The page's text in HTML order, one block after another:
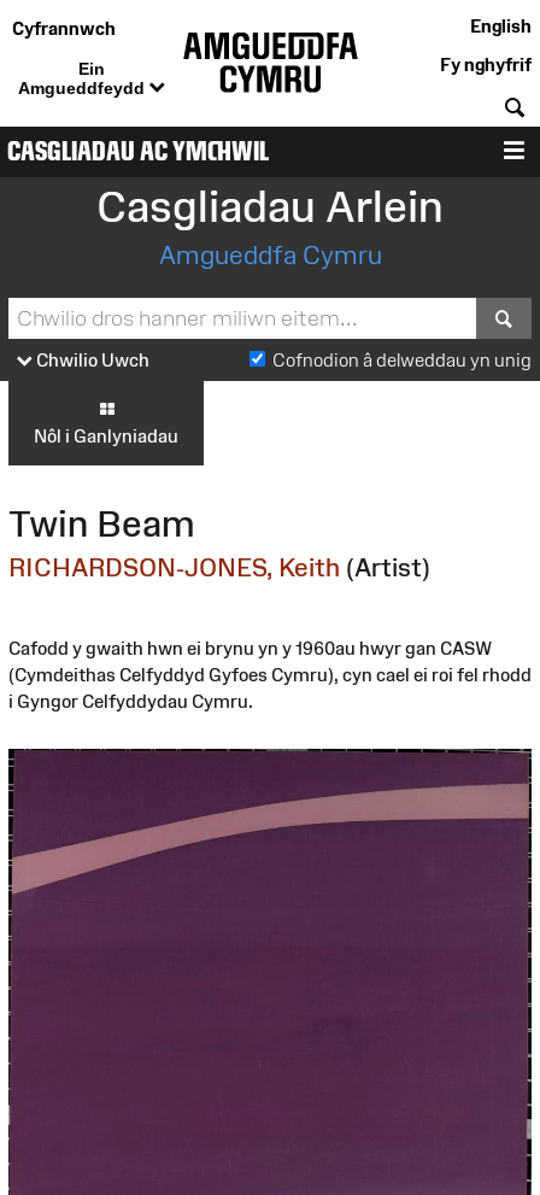
Cyfrannwch
Ein
Amgueddfeydd
English
Fy nghyfrif
CASGLIADAU AC YMCHWIL
Casgliadau Arlein
Amgueddfa Cymru
Chwilio Uwch Cofnodion â delweddau yn unig
Nôl i Ganlyniadau
Twin Beam
RICHARDSON-JONES, Keith (Artist)
Cafodd y gwaith hwn ei brynu yn y 1960au hwyr gan CASW
(Cymdeithas Celfyddyd Gyfoes Cymru), cyn cael ei roi fel rhodd
i Gyngor Celfyddydau Cymru.